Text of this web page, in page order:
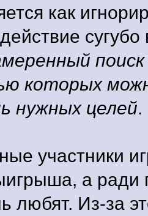
как
которых
нужных целей.
участники
а ради
любят. Из-за